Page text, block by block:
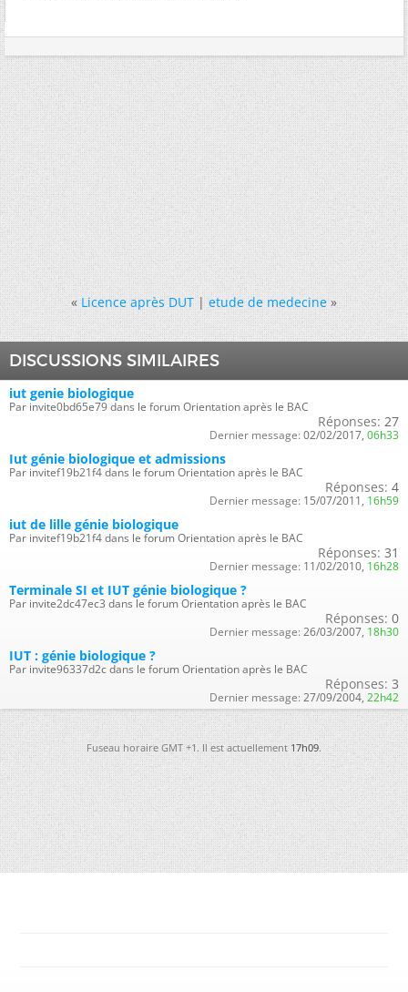
« Licence après DUT|etude de medecine »
DISCUSSIONS SIMILAIRES
iut genie biologique
Par invite0bd65e79 dans le forum Orientation après le BAC
Réponses: 27
Dernier message: 02/02/2017, 06h33
Iut génie biologique et admissions
Par invitef19b21f4 dans le forum Orientation après le BAC
Réponses: 4
Dernier message: 15/07/2011, 16h59
iut de lille génie biologique
Par invitef19b21f4 dans le forum Orientation après le BAC
Réponses: 31
Dernier message: 11/02/2010, 16h28
Terminale SI et IUT génie biologique ?
Par invite2dc47ec3 dans le forum Orientation après le BAC
Réponses: 0
Dernier message: 26/03/2007, 18h30
IUT : génie biologique ?
Par invite96337d2c dans le forum Orientation après le BAC
Réponses: 3
Dernier message: 27/09/2004, 22h42
Fuseau horaire GMT +1. Il est actuellement17h09.